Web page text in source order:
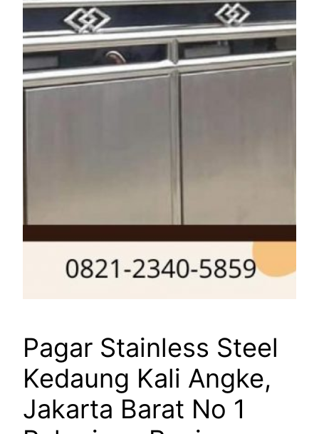
Pagar Stainless Steel
Kedaung Kali Angke,
Jakarta Barat No 1